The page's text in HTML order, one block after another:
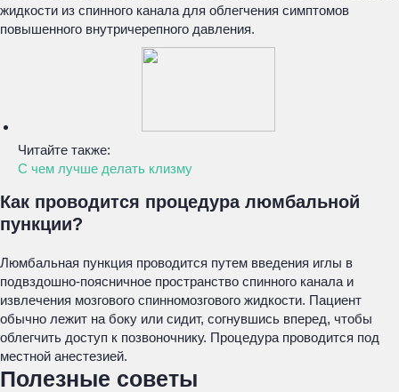
жидкости из спинного канала для облегчения симптомов
повышенного внутричерепного давления.
Читайте также:
С чем лучше делать клизму
Как проводится процедура люмбальной
пункции?
Люмбальная пункция проводится путем введения иглы в
подвздошно-поясничное пространство спинного канала и
извлечения мозгового спинномозгового жидкости. Пациент
обычно лежит на боку или сидит, согнувшись вперед, чтобы
облегчить доступ к позвоночнику. Процедура проводится под
местной анестезией.
Полезные советы